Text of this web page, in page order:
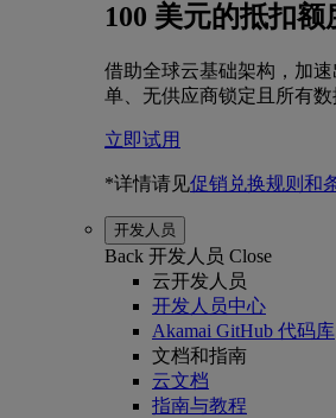
100 美元的抵扣额
借助全球云基础架构，加
单、无供应商锁定且所有
立即试用
*详情请见促销兑换规则和
开发人员
Back 开发人员 Close
云开发人员
开发人员中心
Akamai GitHub 代码库
文档和指南
云文档
指南与教程